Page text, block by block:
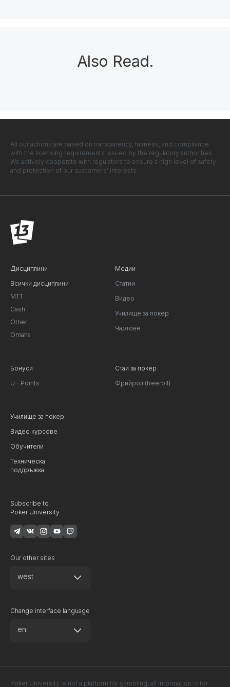
Also Read.
All our actions are based on transparency, fairness, and compliance
with the licensing requirements issued by the regulatory authorities.
We actively cooperate with regulators to ensure a high level of safety
and protection of our customers' interests.
Дисциплини
Всички дисциплини
MTT
Cash
Other
Omaha
Медии
Статии
Видео
Училище за покер
Чартове
Бонуси
U - Points
Стаи за покер
Фрийрол (freeroll)
Училище за покер
Видео курсове
Обучители
Техническа
поддръжка
Subscribe to
Poker University
Our other sites
west
Change interface language
en
Poker University is not a platform for gambling, all information is for